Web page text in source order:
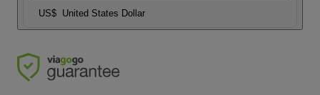
US$ United States Dollar